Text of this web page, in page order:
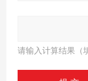
请输入计算结果（